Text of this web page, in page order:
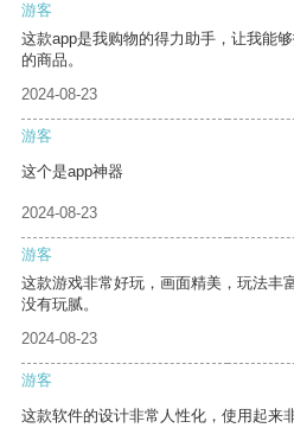
游客
这款app是我购物的得力助手，让我能
的商品。
2024-08-23
游客
这个是app神器
2024-08-23
游客
这款游戏非常好玩，画面精美，玩法丰
没有玩腻。
2024-08-23
游客
这款软件的设计非常人性化，使用起来